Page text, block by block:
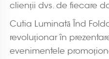
clienții dvs. de fiecare
Cutia Luminată Înd
revoluționar în
evenimentele